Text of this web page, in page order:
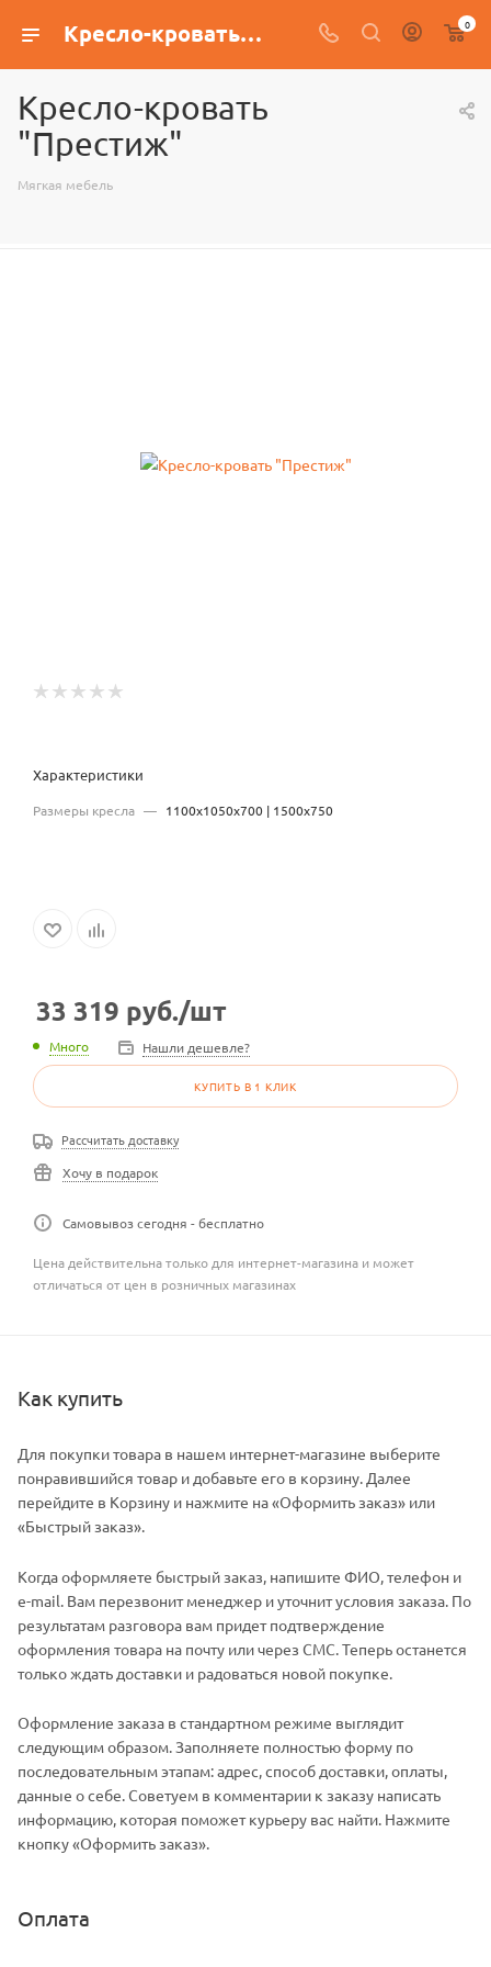
Кресло-кровать "Престиж" 0
Кресло-кровать
"Престиж"
Мягкая мебель
Характеристики
Размеры кресла — 1100х1050х700 | 1500х750
33 319 руб./шт
Много Нашли дешевле?
КУПИТЬ В 1 КЛИК
Рассчитать доставку
Хочу в подарок
Самовывоз сегодня - бесплатно
Цена действительна только для интернет-магазина и может
отличаться от цен в розничных магазинах
Как купить
Для покупки товара в нашем интернет-магазине выберите
понравившийся товар и добавьте его в корзину. Далее
перейдите в Корзину и нажмите на «Оформить заказ» или
«Быстрый заказ».
Когда оформляете быстрый заказ, напишите ФИО, телефон и
e-mail. Вам перезвонит менеджер и уточнит условия заказа. По
результатам разговора вам придет подтверждение
оформления товара на почту или через СМС. Теперь останется
только ждать доставки и радоваться новой покупке.
Оформление заказа в стандартном режиме выглядит
следующим образом. Заполняете полностью форму по
последовательным этапам: адрес, способ доставки, оплаты,
данные о себе. Советуем в комментарии к заказу написать
информацию, которая поможет курьеру вас найти. Нажмите
кнопку «Оформить заказ».
Оплата